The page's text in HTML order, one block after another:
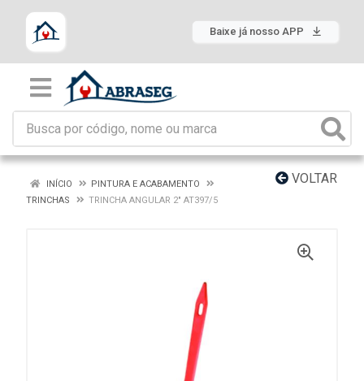
Baixe já nosso APP
VOLTAR
INÍCIO
PINTURA E ACABAMENTO
TRINCHAS
TRINCHA ANGULAR 2" AT397/5